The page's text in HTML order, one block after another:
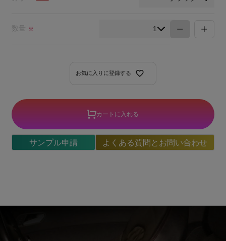
お気に入りに登録する
数量 ※
カートに入れる
サンプル申請 よくある質問とお問い合わせ